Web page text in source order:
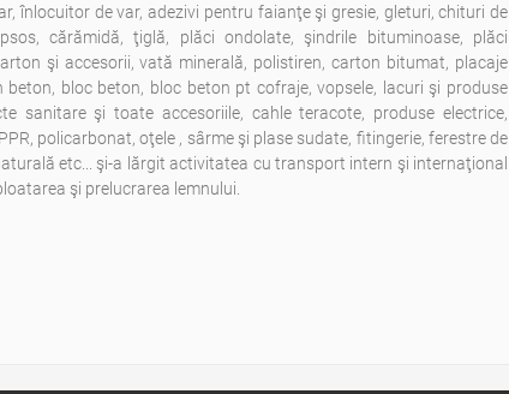
înlocuitor de var, adezivi pentru faianţe şi gresie, gleturi, chituri de
cărămidă, ţiglă, plăci ondolate, şindrile bituminoase, plăci
şi accesorii, vată minerală, polistiren, carton bitumat, placaje
beton, bloc beton, bloc beton pt cofraje, vopsele, lacuri şi produse
sanitare şi toate accesoriile, cahle teracote, produse electrice,
policarbonat, oţele , sârme şi plase sudate, fitingerie, ferestre de
etc... şi-a lărgit activitatea cu transport intern şi internaţional
şi prelucrarea lemnului.